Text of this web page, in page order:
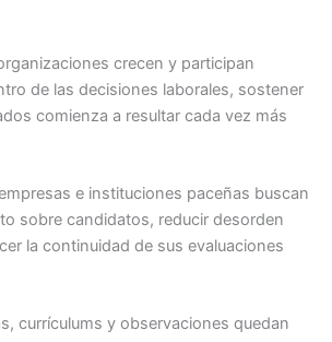
crecen y participan
de las decisiones laborales, sostener
comienza a resultar cada vez más
e instituciones paceñas buscan
sobre candidatos, reducir desorden
la continuidad de sus evaluaciones
currículums y observaciones quedan